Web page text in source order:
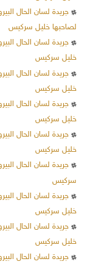
لصاحبها خليل سركيس
خليل سركيس
خليل سركيس
خليل سركيس
خليل سركيس
سركيس
خليل سركيس
خليل سركيس